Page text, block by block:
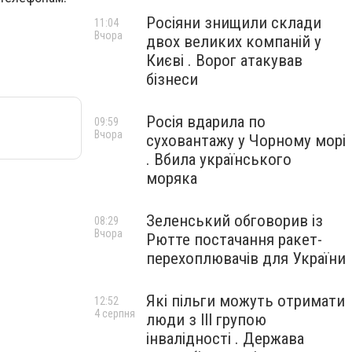
Росіяни знищили склади
двох великих компаній у
Києві . Ворог атакував
бізнеси
11:04
Вчора
Росія вдарила по
суховантажу у Чорному морі
. Вбила українського
моряка
09:59
Вчора
Зеленський обговорив із
Рютте постачання ракет-
перехоплювачів для України
08:29
Вчора
Які пільги можуть отримати
люди з III групою
інвалідності . Держава
12:52
4 серпня